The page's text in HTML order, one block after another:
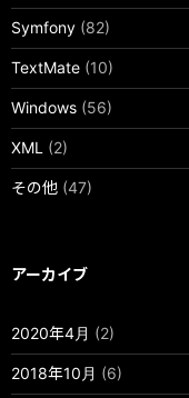
Symfony (82)
TextMate (10)
Windows (56)
XML (2)
その他 (47)
アーカイブ
2020年4月 (2)
2018年10月 (6)